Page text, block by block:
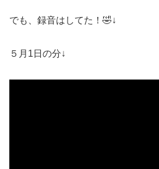
でも、録音はしてた！🤣↓
５月1日の分↓